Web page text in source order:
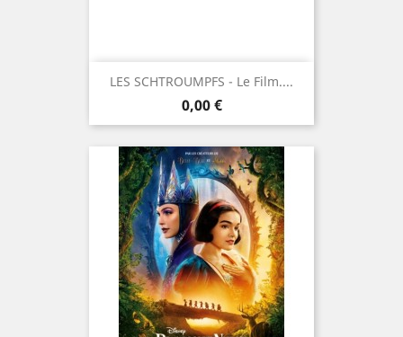
LES SCHTROUMPFS - Le Film....
Prix
0,00 €